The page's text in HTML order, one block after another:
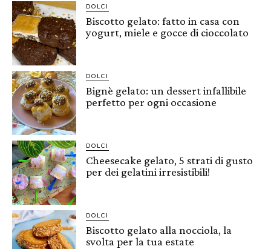
DOLCI
Biscotto gelato: fatto in casa con
yogurt, miele e gocce di cioccolato
DOLCI
Bignè gelato: un dessert infallibile
perfetto per ogni occasione
DOLCI
Cheesecake gelato, 5 strati di gusto
per dei gelatini irresistibili!
DOLCI
Biscotto gelato alla nocciola, la
svolta per la tua estate